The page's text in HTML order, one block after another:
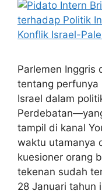
Parlemen Inggris
tentang perfunya
Israel dalam
tampil di kanal
waktu utamanya
kuesioner orang
tekenan sudah
28 Januari tahun